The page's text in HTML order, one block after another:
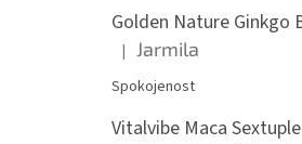
Hodnocení produktu je 5 z 5
| Jarmila
Spokojenost